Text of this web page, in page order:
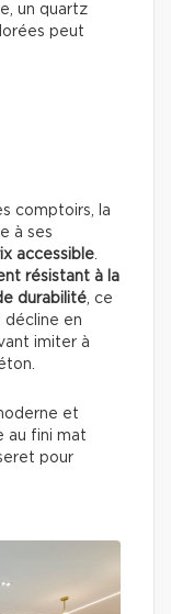
un quartz
peut
comptoirs, la
à ses
accessible
résistant à la
durabilité , ce
décline en
imiter à
et
au fini mat
pour